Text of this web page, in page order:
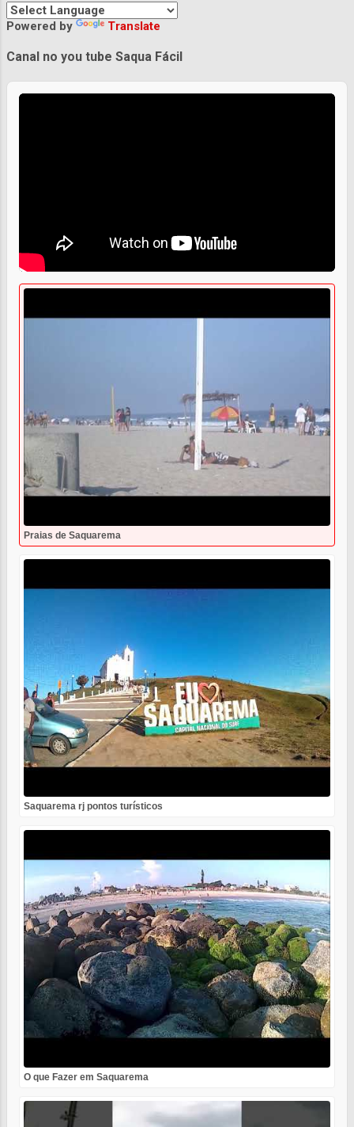
Segurança e Ordem Pública pelo
número (22) 99600-8948.
Powered by Translate
Canal no you tube Saqua Fácil
Praias de Saquarema
Saquarema rj pontos turísticos
O que Fazer em Saquarema